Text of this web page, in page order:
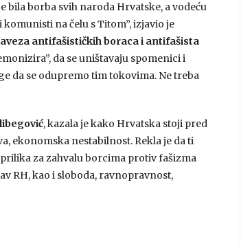
bila borba svih naroda Hrvatske, a vodeću
komunisti na čelu s Titom”, izjavio je
antifašističkih boraca i antifašista
da se uništavaju spomenici i
da se odupremo tim tokovima. Ne treba
, kazala je kako Hrvatska stoji pred
ekonomska nestabilnost. Rekla je da ti
za zahvalu borcima protiv fašizma
RH, kao i sloboda, ravnopravnost,